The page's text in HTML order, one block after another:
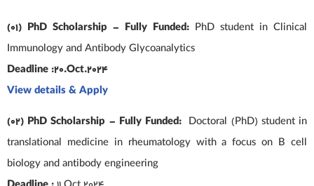
(01) PhD Scholarship – Fully Funded: PhD student in Clinical
Immunology and Antibody Glycoanalytics
Deadline :20.Oct.2024
View details & Apply
(02) PhD Scholarship – Fully Funded: Doctoral (PhD) student in
translational medicine in rheumatology with a focus on B cell
biology and antibody engineering